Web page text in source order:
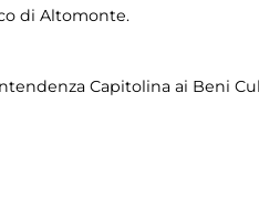
di Altomonte.
Capitolina ai Beni